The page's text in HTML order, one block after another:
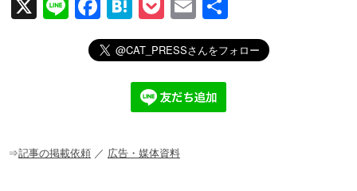
X
Li
F
a
c
o
H
at
e
n
a
P
o
ck
et
E
m
ail
有
⇒記事の掲載依頼 ／ 広告・媒体資料